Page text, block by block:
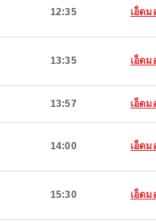
12:35 เอ็ด
13:35 เอ็ด
13:57 เอ็ด
14:00 เอ็ด
15:30 เอ็ด